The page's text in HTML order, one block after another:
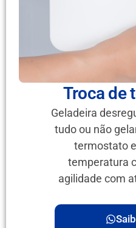
Troca de
Geladeira
tudo ou não
termostato
temperatura
agilidade com